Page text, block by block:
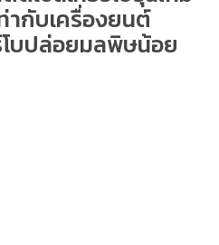
ากับเครื่องยนต์
โบปล่อยมลพิษน้อย